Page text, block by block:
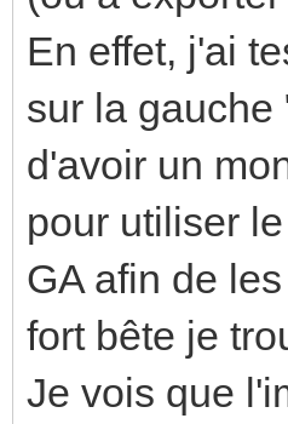
En effet, j'ai
sur la gauche
d'avoir un
pour utiliser
GA afin de
fort bête je
Je vois que